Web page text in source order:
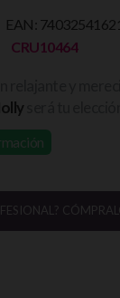
EAN:
CRU10464